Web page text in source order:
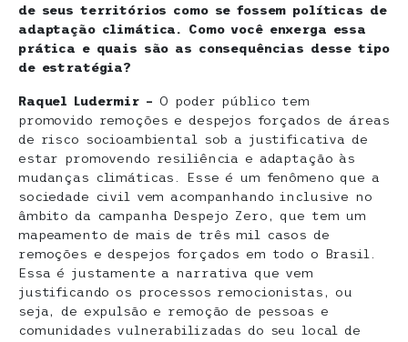
de seus territórios como se fossem políticas de
adaptação climática. Como você enxerga essa
prática e quais são as consequências desse tipo
de estratégia?
Raquel Ludermir – O poder público tem
promovido remoções e despejos forçados de áreas
de risco socioambiental sob a justificativa de
estar promovendo resiliência e adaptação às
mudanças climáticas. Esse é um fenômeno que a
sociedade civil vem acompanhando inclusive no
âmbito da campanha Despejo Zero, que tem um
mapeamento de mais de três mil casos de
remoções e despejos forçados em todo o Brasil.
Essa é justamente a narrativa que vem
justificando os processos remocionistas, ou
seja, de expulsão e remoção de pessoas e
comunidades vulnerabilizadas do seu local de